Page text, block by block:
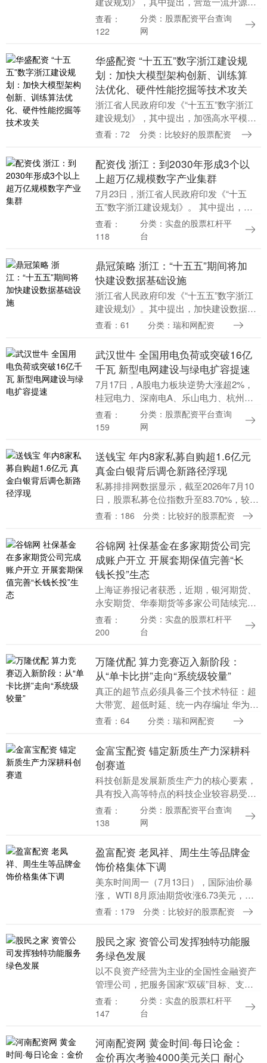
放生态。打造国际领先的人工智能开源社
区，构建开发者社区体系。支持依托开源
查看：
122
分类：股票配资平台查询
网
华盛配资 “十五五”数字浙江建设规
划：加快大模型架构创新、训练算
法优化、硬件性能挖掘等技术攻关
浙江省人民政府印发《“十五五”数字浙江
建设规划》，其中提出，加强高水平模型
研发应用。加快大模型架构创新、训练算
市场提供低成本....
查看：72 分类：比较好的股票配资
配资伐 浙江：到2030年形成3个以
上超万亿规模数字产业集群
7月23日，浙江省人民政府印发《“十五
五”数字浙江建设规划》。 其中提出，到
2030年，数字经济核心产业增加值占GDP
比重达到14%，形成3个以上超万亿规模的
查看：
118
分类：实盘的股票杠杆平
台
鼎冠策略 浙江：“十五五”期间将加
快建设数据基础设施
浙江省人民政府印发《“十五五”数字浙江
建设规划》。其中提出，加快建设数据基
础设施。统筹规划数据流通利用基础设
利用基础设施全国....
查看：61 分类：瑞和网配资
武汉世牛 全国用电负荷或突破16亿
千瓦 新型电网建设与绿电扩容提速
7月17日，A股电力板块逆势大涨超2%，
桂冠电力、深南电A、乐山电力、杭州热
电等多股涨停。 入伏以来，持续性高温天
气席卷国内多地。国家能源局此前预计，
查看：
159
分类：股票配资平台查询
网
送钱宝 年内8家私募自购超1.6亿元
真金白银背后调仓新路径浮现
私募排排网数据显示，截至2026年7月10
日，股票私募仓位指数升至83.70%，较前
一周上涨0.15%，已连续三周加仓，创下
查看：186 分类：比较好的股票配资
谷锦网 社保基金在多家期货公司完
成账户开立 开展套期保值完善“长
钱长投”生态
上海证券报记者获悉，近期，银河期货、
永安期货、华泰期货等多家公司陆续完成
社保基金特殊法人期货账户开立。中国期
货市场监控中心也发文表示，用于补充社
查看：
200
分类：实盘的股票杠杆平
台
万隆优配 算力竞赛迈入新阶段：
从“单卡比拼”走向“系统级较量”
真正的超节点必须具备三个技术特征：超
大带宽、超低时延、统一内存编址 华为昇
腾950超节点提出一个目标：“像一台计算
点 ....
查看：64 分类：瑞和网配资
金富宝配资 锚定新质生产力深耕科
创赛道
科技创新是发展新质生产力的核心要素，
具有投入高等特点的科技企业较容易受到
外部环境的影响。 以不良资产经营为主业
的金融资产管理公司具有多牌照优势，在
查看：
138
分类：股票配资平台查询
网
盈富配资 老凤祥、周生生等品牌金
饰价格集体下调
美东时间周一（7月13日），国际油价暴
涨， WTI 8月原油期货收涨6.73美元，涨
幅9.42%，报78.14美元/桶；布伦特9月原
查看：179 分类：比较好的股票配资
股民之家 资管公司发挥独特功能服
务绿色发展
以不良资产经营为主业的全国性金融资产
管理公司，把服务国家“双碳”目标、支持
绿色低碳转型作为做好金融“五篇大文
章”的重要发力点，坚持在防范化解风险中
查看：
147
分类：实盘的股票杠杆平
台
河南配资网 黄金时间·每日论金：
金价再次考验4000美元关口 耐心